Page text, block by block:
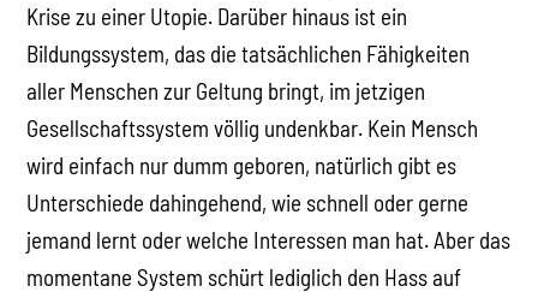
Krise zu einer Utopie. Darüber hinaus ist ein
Bildungssystem, das die tatsächlichen Fähigkeiten
aller Menschen zur Geltung bringt, im jetzigen
Gesellschaftssystem völlig undenkbar. Kein Mensch
wird einfach nur dumm geboren, natürlich gibt es
Unterschiede dahingehend, wie schnell oder gerne
jemand lernt oder welche Interessen man hat. Aber das
momentane System schürt lediglich den Hass auf